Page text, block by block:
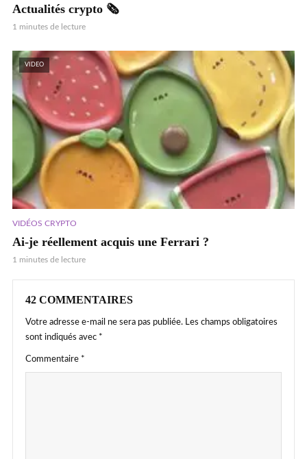
Actualités crypto 🗞️
1 minutes de lecture
VIDEO
VIDÉOS CRYPTO
Ai-je réellement acquis une Ferrari ?
1 minutes de lecture
42 COMMENTAIRES
Votre adresse e-mail ne sera pas publiée. Les champs obligatoires
sont indiqués avec *
Commentaire *